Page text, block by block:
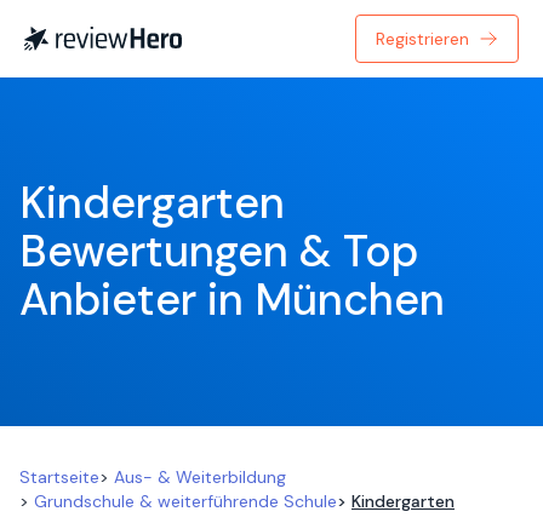
Registrieren
Kindergarten
Bewertungen & Top
Anbieter in München
Startseite> Aus- & Weiterbildung
> Grundschule & weiterführende Schule> Kindergarten